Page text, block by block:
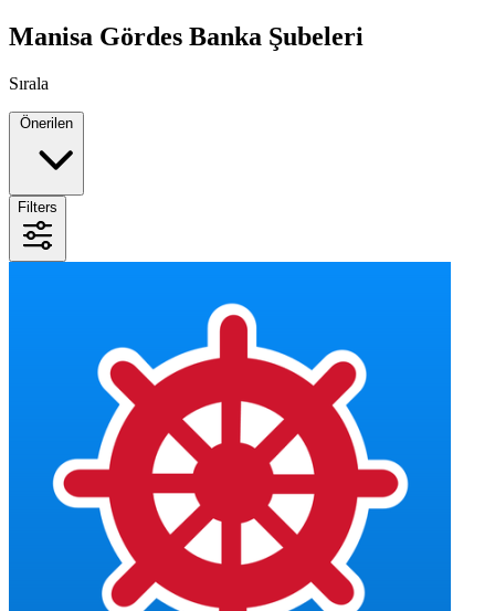
Manisa Gördes Banka Şubeleri
Sırala
Filters